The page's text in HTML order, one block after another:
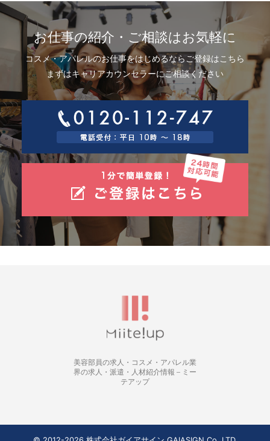
お仕事の紹介・ご相談はお気軽に
コスメ・アパレルのお仕事をはじめるならご登録はこちら
まずはキャリアカウンセラーにご相談ください
美容部員の求人・コスメ・アパレル業
界の求人・派遣・人材紹介情報 – ミー
テアップ